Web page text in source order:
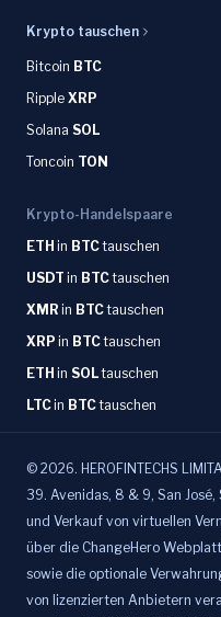
Krypto tauschen
Bitcoin BTC
Ripple XRP
Solana SOL
Toncoin TON
Krypto-Handelspaare
ETH in BTCtauschen
USDT in BTCtauschen
XMR in BTCtauschen
XRP in BTCtauschen
ETH in SOLtauschen
LTCin BTCtauschen
© 2026. HEROFINTECHS
39. Avenidas, 8 & 9, San José,
und Verkauf von virtuellen
über die ChangeHero
sowie die optionale
von lizenzierten Anbietern